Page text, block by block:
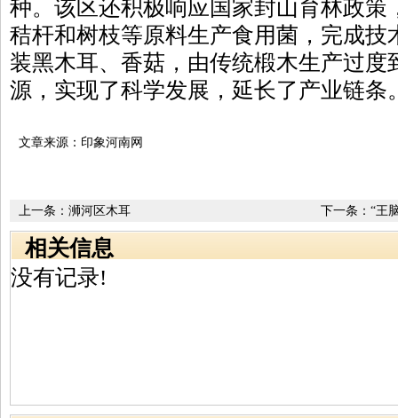
种。该区还积极响应国家封山育林政策
秸杆和树枝等原料生产食用菌，完成技
装黑木耳、香菇，由传统椴木生产过度
源，实现了科学发展，延长了产业链条
文章来源：印象河南网
下一条： “王
上一条： 浉河区木耳
相关信息
没有记录!